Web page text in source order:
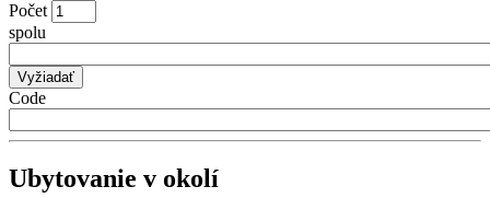
Počet
spolu
Code
Ubytovanie v okolí